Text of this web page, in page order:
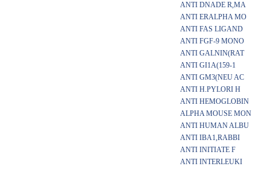
ANTI DNADE R,MA
ANTI ERALPHA MO
ANTI FAS LIGAND
ANTI FGF-9 MONO
ANTI GALNIN(RAT
ANTI GI1A(159-1
ANTI GM3(NEU AC
ANTI H.PYLORI H
ANTI HEMOGLOBIN
ALPHA MOUSE MON
ANTI HUMAN ALBU
ANTI IBA1,RABBI
ANTI INITIATE F
ANTI INTERLEUKI